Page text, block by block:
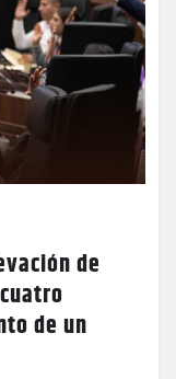
de
de un